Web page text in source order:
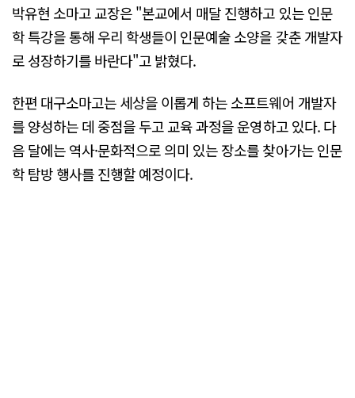
박유현 소마고 교장은 "본교에서 매달 진행하고 있는 인문
학 특강을 통해 우리 학생들이 인문예술 소양을 갖춘 개발자
로 성장하기를 바란다"고 밝혔다.
한편 대구소마고는 세상을 이롭게 하는 소프트웨어 개발자
를 양성하는 데 중점을 두고 교육 과정을 운영하고 있다. 다
음 달에는 역사·문화적으로 의미 있는 장소를 찾아가는 인문
학 탐방 행사를 진행할 예정이다.